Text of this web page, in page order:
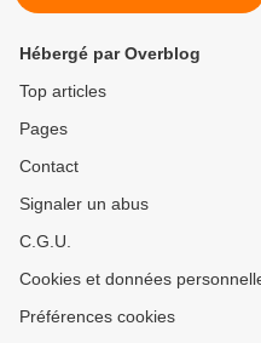
Hébergé par Overblog
Top articles
Pages
Contact
Signaler un abus
C.G.U.
Cookies et données
Préférences cookies